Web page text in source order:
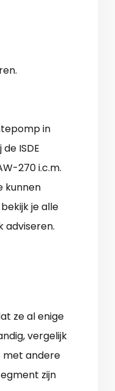
in
ISDE
270 i.c.m.
kunnen
je alle
adviseren.
ze al enige
vergelijk
met andere
zijn